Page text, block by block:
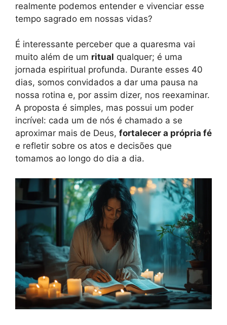
realmente podemos entender e vivenciar esse
tempo sagrado em nossas vidas?
É interessante perceber que a quaresma vai
muito além de um ritual qualquer; é uma
jornada espiritual profunda. Durante esses 40
dias, somos convidados a dar uma pausa na
nossa rotina e, por assim dizer, nos reexaminar.
A proposta é simples, mas possui um poder
incrível: cada um de nós é chamado a se
aproximar mais de Deus, fortalecer a própria fé
e refletir sobre os atos e decisões que
tomamos ao longo do dia a dia.